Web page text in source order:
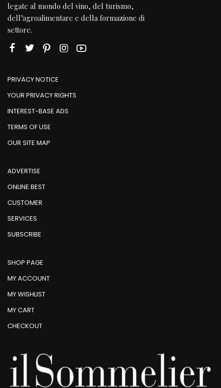
legate al mondo del vino, del turismo,
dell’agroalimentare e della formazione di
settore.
PRIVACY NOTICE
YOUR PRIVACY RIGHTS
INTEREST-BASE ADS
TERMS OF USE
OUR SITE MAP
ADVERTISE
ONLINE BEST
CUSTOMER
SERVICES
SUBSCRIBE
SHOP PAGE
MY ACCOUNT
MY WISHLIST
MY CART
CHECKOUT